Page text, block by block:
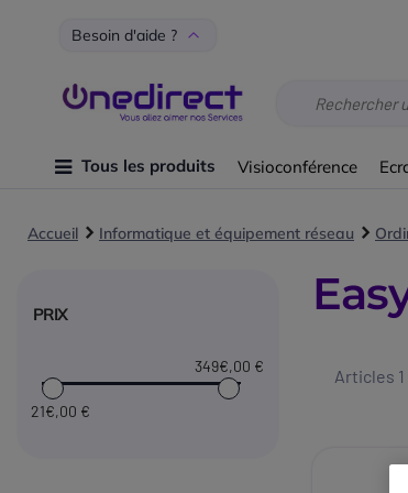
Besoin d'aide ?
Tous les produits Visioconférence
Accueil Informatique et équipement réseau
PRIX
21€,00 €
349€,00 € Articles